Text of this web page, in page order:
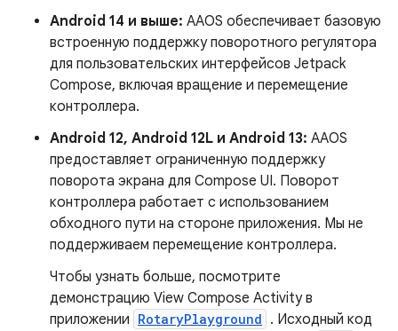
Android 14 и выше: AAOS обеспечивает базовую
встроенную поддержку поворотного регулятора
для пользовательских интерфейсов Jetpack
Compose, включая вращение и перемещение
контроллера.
Android 12, Android 12L и Android 13: AAOS
предоставляет ограниченную поддержку
поворота экрана для Compose UI. Поворот
контроллера работает с использованием
обходного пути на стороне приложения. Мы не
поддерживаем перемещение контроллера.
Чтобы узнать больше, посмотрите
демонстрацию View Compose Activity в
приложении RotaryPlayground . Исходный код